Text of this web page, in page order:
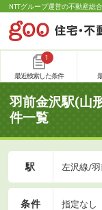
NTTグループ運営の不動産総
1
最近検索した条件
羽前金沢駅(山
件一覧
駅 左沢線/羽
条件 指定なし